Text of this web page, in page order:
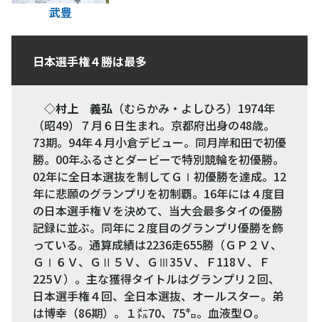
武豊
日本選手権４勝は最多
◇村上 義弘 （むらかみ・よしひろ）1974年
（昭49）７月６日生まれ。京都府出身の48歳。
73期。94年４月小倉デビュー。同月岸和田で初優
勝。00年ふるさとダービーで特別競輪を初優勝。
02年に全日本選抜を制してＧⅠ初優勝を達成。12
年に悲願のグランプリを初制覇。16年には４度目
の日本選手権Ｖを決めて、当大会最多タイの優勝
記録に並ぶ。同年に２度目のグランプリ優勝を飾
っている。通算成績は2236走655勝（ＧＰ２Ｖ、
ＧⅠ６Ｖ、ＧⅡ５Ｖ、ＧⅢ35Ｖ、Ｆ118Ｖ、Ｆ
225Ｖ）。主な獲得タイトルはグランプリ２回、
日本選手権４回、全日本選抜、オールスター。弟
は博幸（86期）。１㍍70、75㌔。血液型Ｏ。